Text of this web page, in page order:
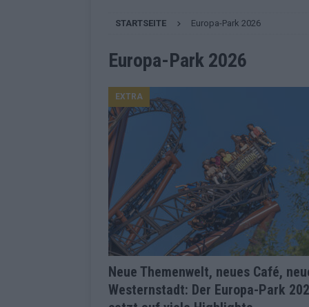
[ Mai 2026 ] Von JJ bis Lordi: Das
[ Mai 2026 ] Finnland auf Platz 17,
[ Mai 2026 ] ESC-Finale 2026:
KOMMENTAR
[ Mai 2026 ] „Douze Points“,
Wettbewerbs EUROVISION
[ Mai 2026 ] ESC-Finale komplett:
Überblick EUROVISION
[ Mai 2026 ] ESC 2026: JJ performt
[ Mai 2026 ] Quoten vor ESC-
STARTSEITE Europa-Park 2026
Europa-Park 2026
EXTRA
Neue Themenwelt, neues Café,
Westernstadt: Der Europa-Park